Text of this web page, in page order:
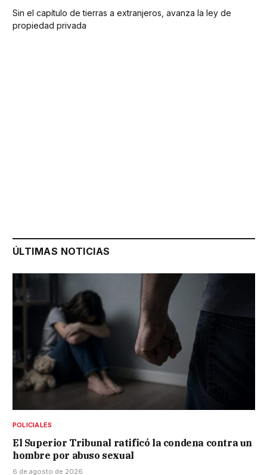
Sin el capítulo de tierras a extranjeros, avanza la ley de
propiedad privada
ÚLTIMAS NOTICIAS
POLICIALES
El Superior Tribunal ratificó la condena contra un
hombre por abuso sexual
6 de agosto de 2026